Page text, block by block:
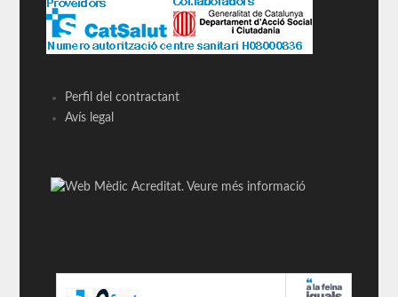
Perfil del contractant
Avís legal